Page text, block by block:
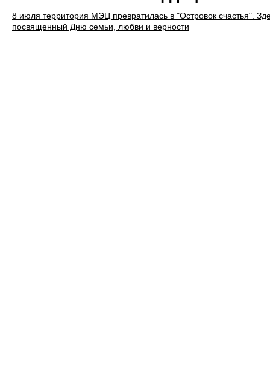
8 июля территория МЭЦ превратилась в "Островок счастья".
посвященный Дню семьи, любви и верности